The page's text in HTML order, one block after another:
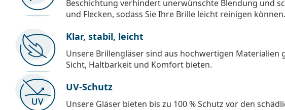
Beschichtung verhindert unerwünschte Blendung und
und Flecken, sodass Sie Ihre Brille leicht reinigen können.
Klar, stabil, leicht
Unsere Brillengläser sind aus hochwertigen
Sicht, Haltbarkeit und Komfort bieten.
UV-Schutz
Unsere Gläser bieten bis zu 100 % Schutz vor den